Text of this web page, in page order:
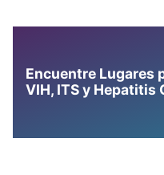
Encuentre Lugares
VIH, ITS y Hepatitis